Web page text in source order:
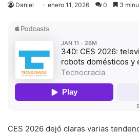
Daniel enero 11, 2026 0 3
CES 2026 dejó claras varias